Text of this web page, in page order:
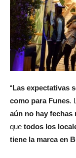
“Las expectativas
como para Funes.
aún no hay
que todos los
tiene la marca en